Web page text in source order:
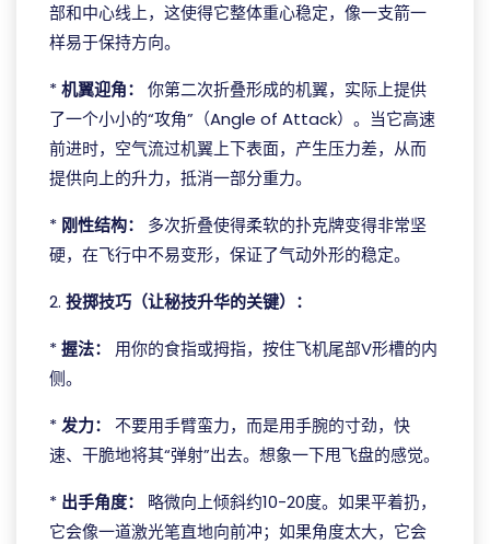
部和中心线上，这使得它整体重心稳定，像一支箭一
样易于保持方向。
*机翼迎角：
你第二次折叠形成的机翼，实际上提供
了一个小小的“攻角”（Angle of Attack）。当它高速
前进时，空气流过机翼上下表面，产生压力差，从而
提供向上的升力，抵消一部分重力。
* 刚性结构：
多次折叠使得柔软的扑克牌变得非常坚
硬，在飞行中不易变形，保证了气动外形的稳定。
2. 投掷技巧（让秘技升华的关键）：
*握法：
用你的食指或拇指，按住飞机尾部V形槽的内
侧。
*发力：
不要用手臂蛮力，而是用手腕的寸劲，快
速、干脆地将其“弹射”出去。想象一下甩飞盘的感觉。
* 出手角度：
略微向上倾斜约10-20度。如果平着扔，
它会像一道激光笔直地向前冲；如果角度太大，它会